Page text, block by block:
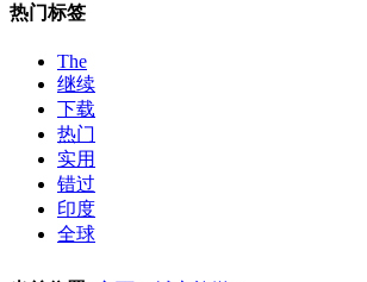
热门标签
The
继续
下载
热门
实用
错过
印度
全球